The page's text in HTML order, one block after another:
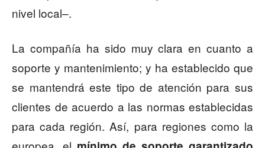
nivel local–.
La compañía ha sido muy clara en cuanto a
soporte y mantenimiento; y ha establecido que
se mantendrá este tipo de atención para sus
clientes de acuerdo a las normas establecidas
para cada región. Así, para regiones como la